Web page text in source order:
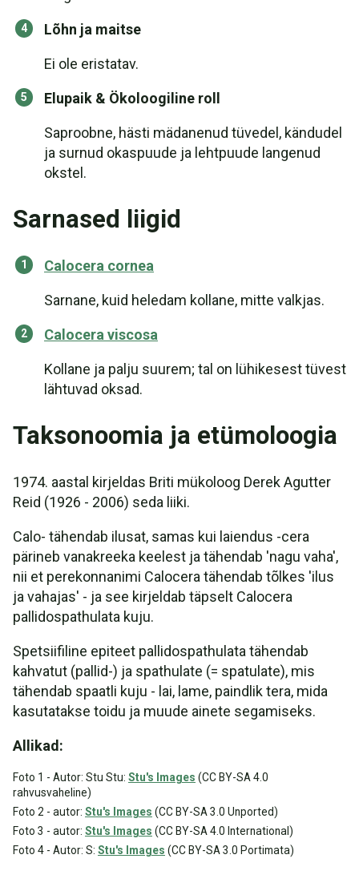
Lõhn ja maitse
Ei ole eristatav.
Elupaik & Ökoloogiline roll
Saproobne, hästi mädanenud tüvedel, kändudel
ja surnud okaspuude ja lehtpuude langenud
okstel.
Sarnased liigid
Calocera cornea
Sarnane, kuid heledam kollane, mitte valkjas.
Calocera viscosa
Kollane ja palju suurem; tal on lühikesest tüvest
lähtuvad oksad.
Taksonoomia ja etümoloogia
1974. aastal kirjeldas Briti mükoloog Derek Agutter
Reid (1926 - 2006) seda liiki.
Calo- tähendab ilusat, samas kui laiendus -cera
pärineb vanakreeka keelest ja tähendab 'nagu vaha',
nii et perekonnanimi Calocera tähendab tõlkes 'ilus
ja vahajas' - ja see kirjeldab täpselt Calocera
pallidospathulata kuju.
Spetsiifiline epiteet pallidospathulata tähendab
kahvatut (pallid-) ja spathulate (= spatulate), mis
tähendab spaatli kuju - lai, lame, paindlik tera, mida
kasutatakse toidu ja muude ainete segamiseks.
Allikad:
Foto 1 - Autor: Stu Stu: Stu's Images (CC BY-SA 4.0
rahvusvaheline)
Foto 2 - autor: Stu's Images (CC BY-SA 3.0 Unported)
Foto 3 - autor: Stu's Images (CC BY-SA 4.0 International)
Foto 4 - Autor: S: Stu's Images (CC BY-SA 3.0 Portimata)